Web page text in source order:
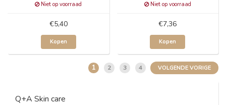
Niet op voorraad
€5,40
Kopen
Niet op voorraad
€7,36
Kopen
1 2 3 4 VOLGENDE VORIGE
Q+A Skin care